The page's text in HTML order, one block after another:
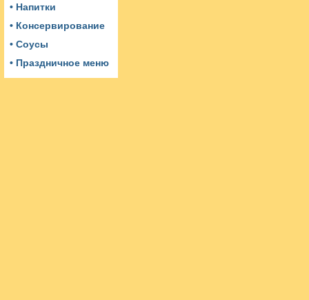
• Напитки
• Консервирование
• Соусы
• Праздничное меню